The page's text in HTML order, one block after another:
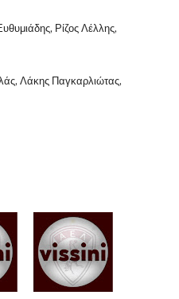
Ρίζος Λέλλης,
Λάκης Παγκαρλιώτας,